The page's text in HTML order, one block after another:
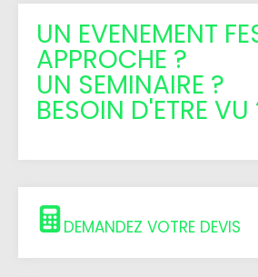
UN EVENEMENT
APPROCHE ?
UN SEMINAIRE ?
BESOIN D'ETRE VU
DEMANDEZ VOTRE DEVIS